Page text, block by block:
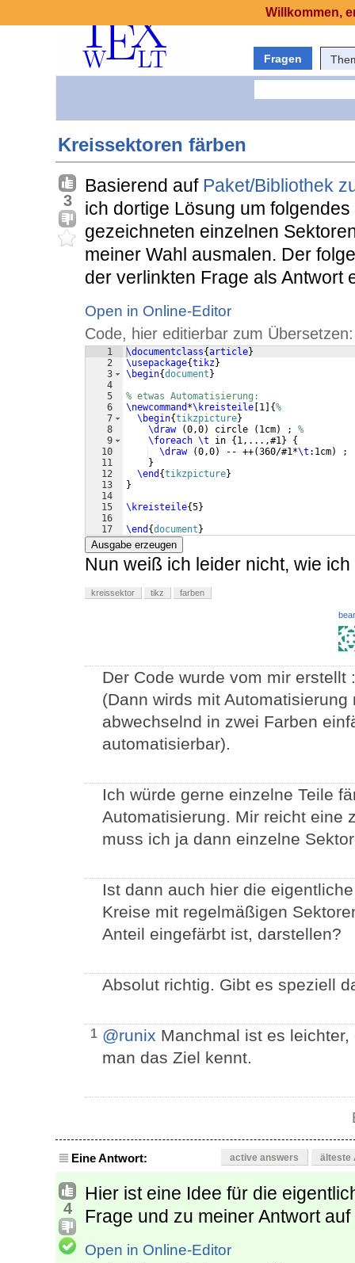
Fragen
Kreissektoren färben
3
Basierend auf Paket/Bibliothek
ich dortige Lösung um
gezeichneten einzelnen
meiner Wahl ausmalen. Der
der verlinkten Frage als Antwort
Open in Online-Editor
Code, hier editierbar zum Übersetzen:
1
2
3
4
5
6
7
8
9
10
11
12
13
14
15
16
17
\documentclass{article}
\usepackage{tikz}
\begin{document }
% etwas Automatisierung:
\newcommand *\kreisteile 1 {%
\begin{tikzpicture}
\draw
(0,0) circle ( 1cm) ; %
\foreach \t in { 1,...,#1}
{
\draw
(0,0) -- ++(360/#1*\t :1cm)
;
}
\end {tikzpicture}
}
\kreisteile{5}
\end {document }
Ausgabe erzeugen
Nun weiß ich leider nicht, wie
kreissektor tikz farben
Der Code wurde vom mir
(Dann wirds mit
abwechselnd in zwei Farben
automatisierbar).
Ich würde gerne einzelne Teile
Automatisierung. Mir reicht eine
muss ich ja dann einzelne
Ist dann auch hier die
Kreise mit regelmäßigen
Anteil eingefärbt ist, darstellen?
Absolut richtig. Gibt es speziell
1 @runix Manchmal ist es
man das Ziel kennt.
Eine Antwort: active answers älteste
4
Hier ist eine Idee für die
Frage und zu meiner Antwort
Open in Online-Editor
Willkommen,